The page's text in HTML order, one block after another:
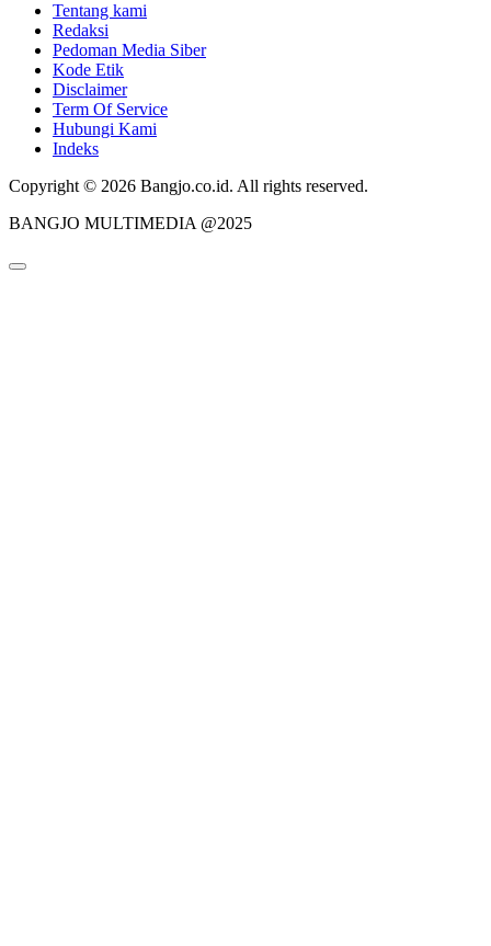
Tentang kami
Redaksi
Pedoman Media Siber
Kode Etik
Disclaimer
Term Of Service
Hubungi Kami
Indeks
Copyright © 2026 Bangjo.co.id. All rights reserved.
BANGJO MULTIMEDIA @2025